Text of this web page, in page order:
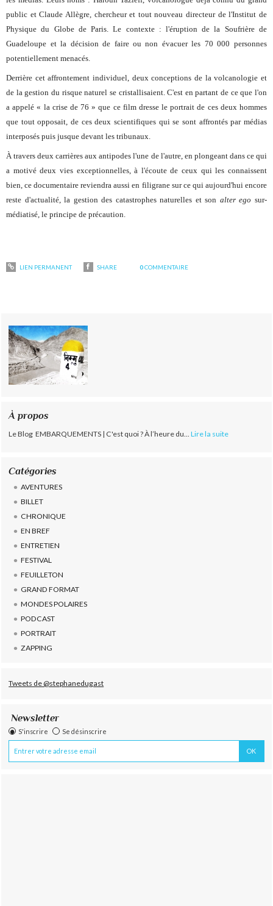
public et Claude Allègre, chercheur et tout nouveau directeur de l'Institut de
Physique du Globe de Paris. Le contexte : l'éruption de la Soufrière de
Guadeloupe et la décision de faire ou non évacuer les 70 000 personnes
potentiellement menacés.
Derrière cet affrontement individuel, deux conceptions de la volcanologie et
de la gestion du risque naturel se cristallisaient. C'est en partant de ce que l'on
a appelé « la crise de 76 » que ce film dresse le portrait de ces deux hommes
que tout opposait, de ces deux scientifiques qui se sont affrontés par médias
interposés puis jusque devant les tribunaux.
À travers deux carrières aux antipodes l'une de l'autre, en plongeant dans ce qui
a motivé deux vies exceptionnelles, à l'écoute de ceux qui les connaissent
bien, ce documentaire reviendra aussi en filigrane sur ce qui aujourd'hui encore
reste d'actualité, la gestion des catastrophes naturelles et son alter ego sur-
médiatisé, le principe de précaution.
LIEN PERMANENT SHARE 0 COMMENTAIRE
À propos
Le Blog EMBARQUEMENTS | C'est quoi ? À l’heure du... Lire la suite
Catégories
AVENTURES
BILLET
CHRONIQUE
EN BREF
ENTRETIEN
FESTIVAL
FEUILLETON
GRAND FORMAT
MONDES POLAIRES
PODCAST
PORTRAIT
ZAPPING
Tweets de @stephanedugast
Newsletter
S'inscrire Se désinscrire